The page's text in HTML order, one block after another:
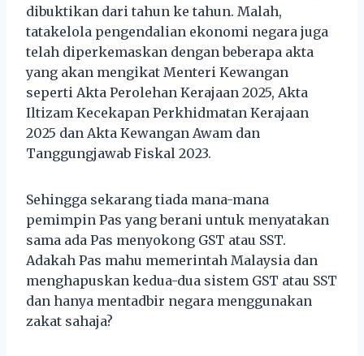
dibuktikan dari tahun ke tahun. Malah,
tatakelola pengendalian ekonomi negara juga
telah diperkemaskan dengan beberapa akta
yang akan mengikat Menteri Kewangan
seperti Akta Perolehan Kerajaan 2025, Akta
Iltizam Kecekapan Perkhidmatan Kerajaan
2025 dan Akta Kewangan Awam dan
Tanggungjawab Fiskal 2023.
Sehingga sekarang tiada mana-mana
pemimpin Pas yang berani untuk menyatakan
sama ada Pas menyokong GST atau SST.
Adakah Pas mahu memerintah Malaysia dan
menghapuskan kedua-dua sistem GST atau SST
dan hanya mentadbir negara menggunakan
zakat sahaja?